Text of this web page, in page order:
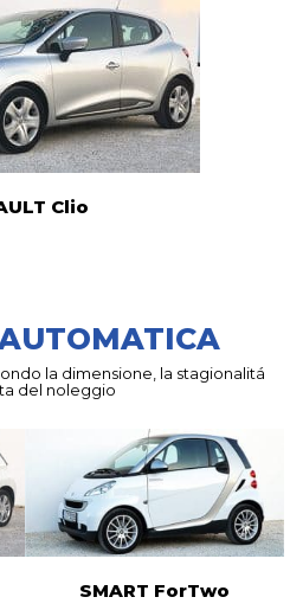
Clio
la dimensione, la stagionalitá
del noleggio
SMART ForTwo